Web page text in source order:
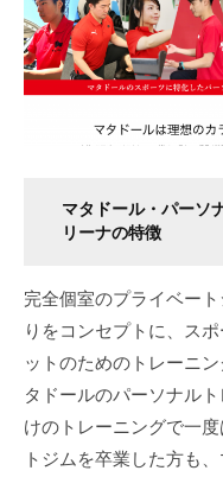
マタドール・パーソ
リーナの特徴
完全個室のプライベー
りをコンセプトに、ス
ットのためのトレーニ
タドールのパーソナル
けのトレーニングで一
トジムを卒業した方も